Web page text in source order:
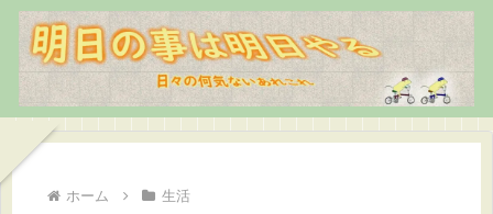
ホーム 生活